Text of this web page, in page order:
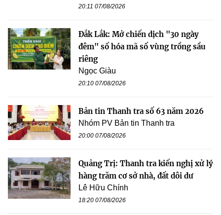
20:11 07/08/2026
Đắk Lắk: Mở chiến dịch "30 ngày
đêm" số hóa mã số vùng trồng sầu
riêng
Ngọc Giàu
20:10 07/08/2026
Bản tin Thanh tra số 63 năm 2026
Nhóm PV Bản tin Thanh tra
20:00 07/08/2026
Quảng Trị: Thanh tra kiến nghị xử lý
hàng trăm cơ sở nhà, đất dôi dư
Lê Hữu Chính
18:20 07/08/2026